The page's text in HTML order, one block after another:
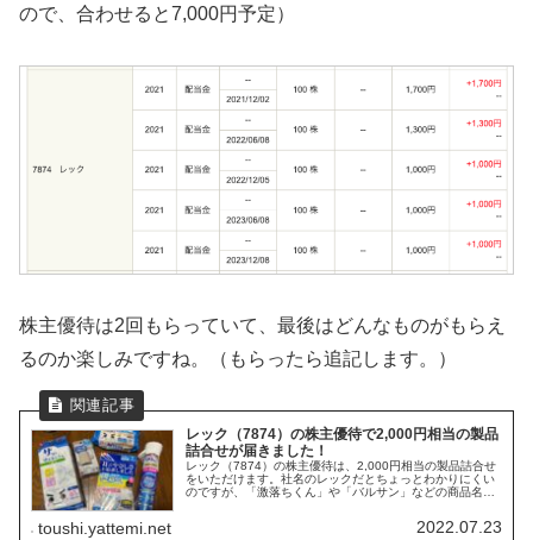
ので、合わせると7,000円予定）
株主優待は2回もらっていて、最後はどんなものがもらえ
るのか楽しみですね。（もらったら追記します。）
レック（7874）の株主優待で2,000円相当の製品
詰合せが届きました！
レック（7874）の株主優待は、2,000円相当の製品詰合せ
をいただけます。社名のレックだとちょっとわかりにくい
のですが、「激落ちくん」や「バルサン」などの商品名の
toushi.yattemi.net 2022.07.23